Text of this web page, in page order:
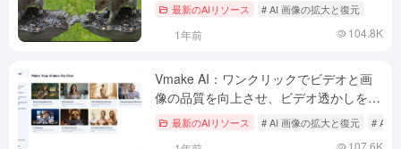
最新のAIリソース # AI 画像の拡大と復元
1年前 104.8K
Vmake AI：ワンクリックでビデオと画
像の品質を向上させ、ビデオ透かしを除
去するAIエンハンスメントツール
最新のAIリソース # AI 画像の拡大と復元 # AI
107.6K